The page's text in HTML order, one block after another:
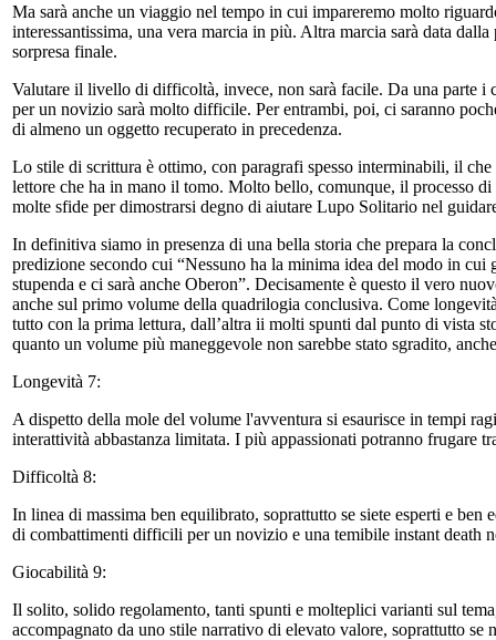
Ma sarà anche un viaggio nel tempo in cui impareremo molto
interessantissima, una vera marcia in più. Altra marcia sarà data
sorpresa finale.
Valutare il livello di difficoltà, invece, non sarà facile. Da una parte i
per un novizio sarà molto difficile. Per entrambi, poi, ci saranno
di almeno un oggetto recuperato in precedenza.
Lo stile di scrittura è ottimo, con paragrafi spesso interminabili, il
lettore che ha in mano il tomo. Molto bello, comunque, il processo
molte sfide per dimostrarsi degno di aiutare Lupo Solitario nel
In definitiva siamo in presenza di una bella storia che prepara la
predizione secondo cui “Nessuno ha la minima idea del modo in
stupenda e ci sarà anche Oberon”. Decisamente è questo il vero
anche sul primo volume della quadrilogia conclusiva. Come
tutto con la prima lettura, dall’altra ii molti spunti dal punto di vista
quanto un volume più maneggevole non sarebbe stato sgradito,
Longevità 7:
A dispetto della mole del volume l'avventura si esaurisce in tempi
interattività abbastanza limitata. I più appassionati potranno frugare
Difficoltà 8:
In linea di massima ben equilibrato, soprattutto se siete esperti e
di combattimenti difficili per un novizio e una temibile instant death
Giocabilità 9:
Il solito, solido regolamento, tanti spunti e molteplici varianti sul
accompagnato da uno stile narrativo di elevato valore, soprattutto